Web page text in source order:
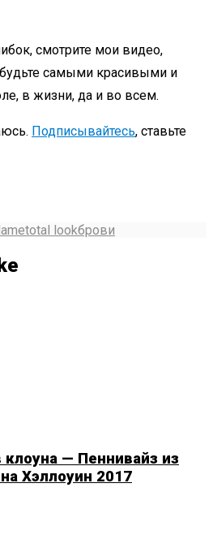
смотрите мои видео,
будьте самыми красивыми и
в жизни, да и во всем.
Подписывайтесь, ставьте
total lookброви
— Пеннивайз из
Хэллоуин 2017